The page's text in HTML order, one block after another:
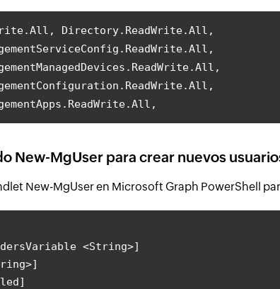
Directory.ReadWrite.All,
New-MgUser para crear nuevos
New-MgUser en Microsoft Graph PowerShell
<String>]